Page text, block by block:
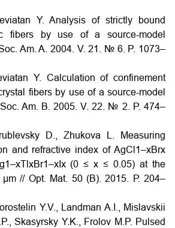
Y. Analysis of strictly bound
fibers by use of a source-model
Am. A. 2004. V. 21. № 6. P. 1073–
Y. Calculation of confinement
fibers by use of a source-model
Am. B. 2005. V. 22. № 2. P. 474–
D., Zhukova L. Measuring
and refractive index of AgCl1–xBrx
(0 ≤ x ≤ 0.05) at the
// Opt. Mat. 50 (B). 2015. Р. 204–
Y.V., Landman A.I., Mislavskii
Skasyrsky Y.K., Frolov M.P. Pulsed